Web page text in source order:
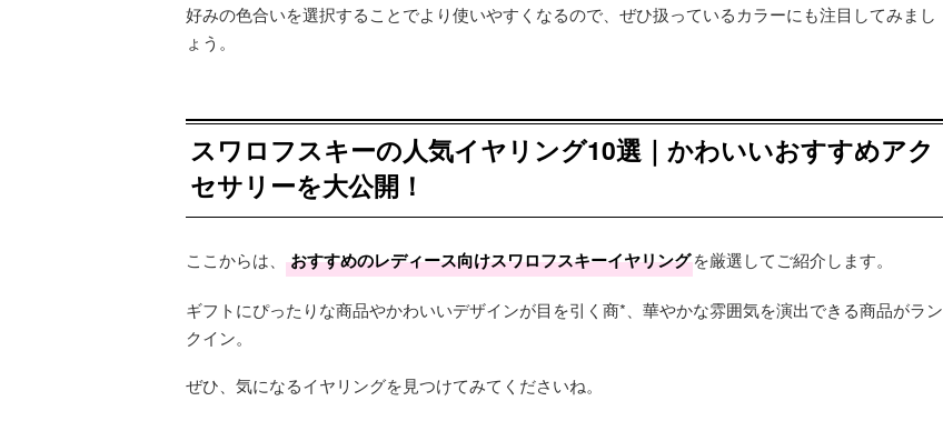
好みの色合いを選択することでより使いやすくなるので、ぜひ扱っているカラーにも注目してみまし
ょう。
スワロフスキーの人気イヤリング10選｜かわいいおすすめアク
セサリーを大公開！
ここからは、 おすすめのレディース向けスワロフスキーイヤリングを厳選してご紹介します。
ギフトにぴったりな商品やかわいいデザインが目を引く商*、華やかな雰囲気を演出できる商品がラン
クイン。
ぜひ、気になるイヤリングを見つけてみてくださいね。